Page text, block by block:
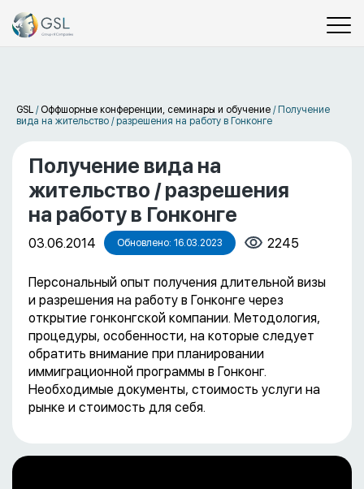
GSL / Оффшорные конференции, семинары и обучение / Получение
вида на жительство / разрешения на работу в Гонконге
Получение вида на
жительство / разрешения
на работу в Гонконге
03.06.2014 Обновлено: 16.03.2023 2245
Персональный опыт получения длительной визы
и разрешения на работу в Гонконге через
открытие гонконгской компании. Методология,
процедуры, особенности, на которые следует
обратить внимание при планировании
иммиграционной программы в Гонконг.
Необходимые документы, стоимость услуги на
рынке и стоимость для себя.